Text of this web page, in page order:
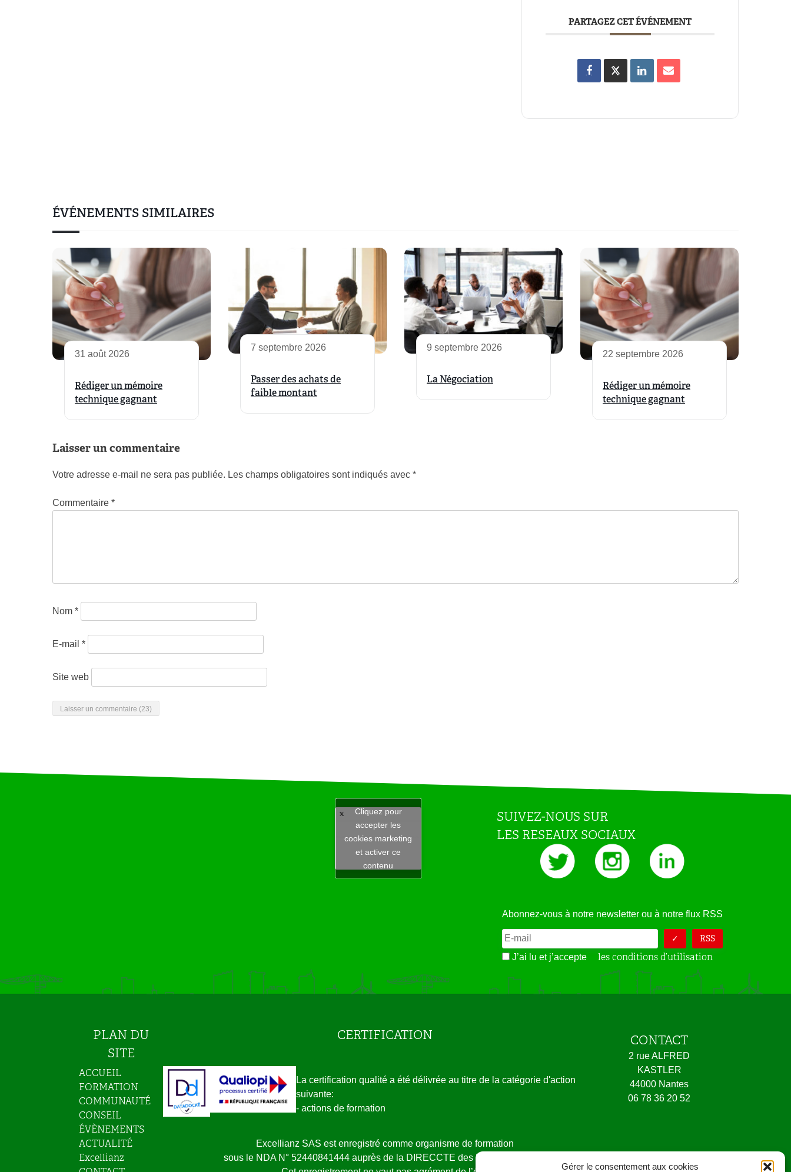
Gérer le consentement aux cookies
PARTAGEZ CET ÉVÉNEMENT
ÉVÉNEMENTS SIMILAIRES
31 août 2026
Rédiger un mémoire
technique gagnant
7 septembre 2026
Passer des achats de
faible montant
9 septembre 2026
La Négociation
22 septembre 2026
Rédiger un mémoire
technique gagnant
Laisser un commentaire
Votre adresse e-mail ne sera pas publiée. Les champs obligatoires sont indiqués avec *
Commentaire *
Nom *
E-mail *
Site web
Tweets by JeuAchat
Cliquez pour
accepter les
cookies marketing
et activer ce
contenu
SUIVEZ-NOUS SUR
LES RESEAUX SOCIAUX
Abonnez-vous à notre newsletter ou à notre flux RSS
RSS
J’ai lu et j’accepte les conditions d’utilisation
PLAN DU
SITE
ACCUEIL
FORMATION
COMMUNAUTÉ
CONSEIL
ÉVÈNEMENTS
ACTUALITÉ
Excellianz
CERTIFICATION
La certification qualité a été délivrée au titre de la catégorie d'action
suivante:
- actions de formation
Excellianz SAS est enregistré comme organisme de formation
sous le NDA N° 52440841444 auprès de la DIRECCTE des Pays de la Loire.
CONTACT
2 rue ALFRED
KASTLER
44000 Nantes
06 78 36 20 52